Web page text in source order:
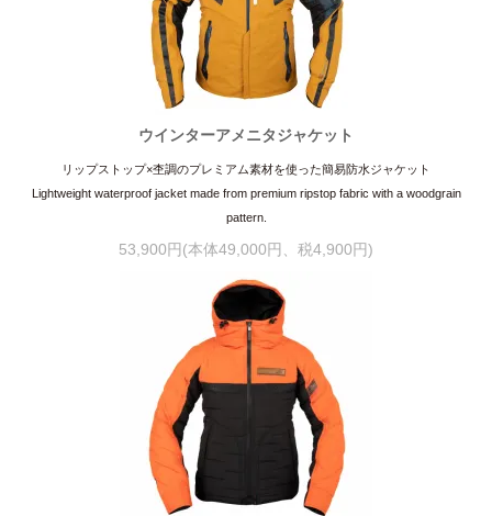
ウインターアメニタジャケット
リップストップ×杢調のプレミアム素材を使った簡易防水ジャケット
Lightweight waterproof jacket made from premium ripstop fabric with a woodgrain
pattern.
53,900円(本体49,000円、税4,900円)